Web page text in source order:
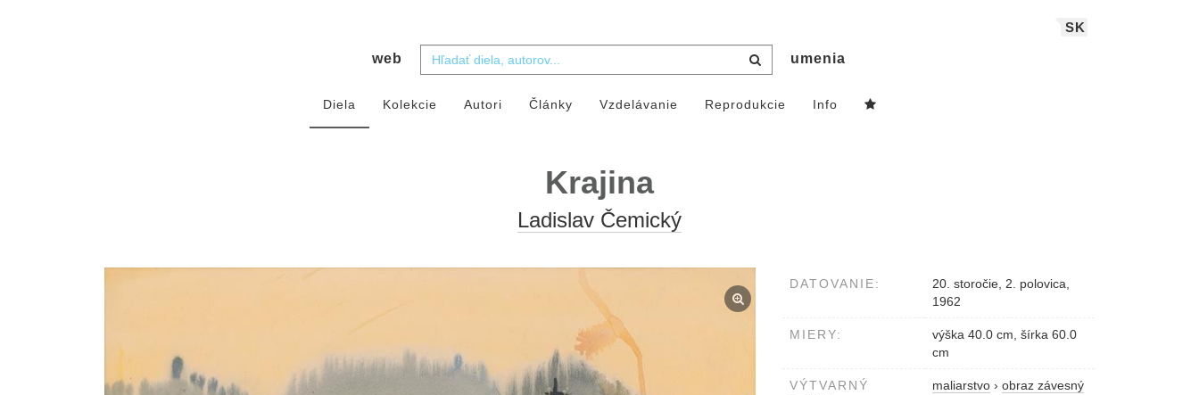
SK
web umenia
Diela Kolekcie Autori Články Vzdelávanie Reprodukcie Info
Krajina
Ladislav Čemický
DATOVANIE:
20. storočie, 2. polovica,
1962
MIERY:
výška 40.0 cm, šírka 60.0
cm
VÝTVARNÝ
maliarstvo › obraz závesný